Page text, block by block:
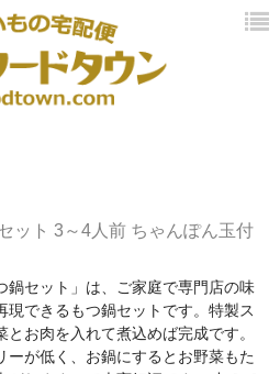
ト 3～4人前 ちゃんぽん玉付
鍋セット」は、ご家庭で専門店の味
現できるもつ鍋セットです。特製ス
とお肉を入れて煮込めば完成です。
ーが低く、お鍋にするとお野菜もた